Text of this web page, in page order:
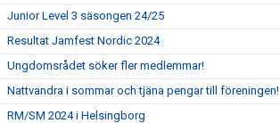
Junior Level 3 säsongen 24/25
Resultat Jamfest Nordic 2024
Ungdomsrådet söker fler medlemmar!
Nattvandra i sommar och tjäna pengar till föreningen!
RM/SM 2024 i Helsingborg